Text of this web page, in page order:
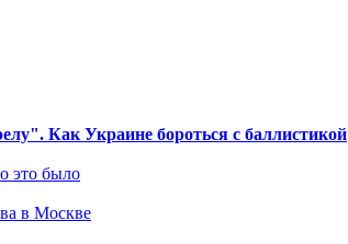
Как Украине бороться с баллистикой
это было
в Москве